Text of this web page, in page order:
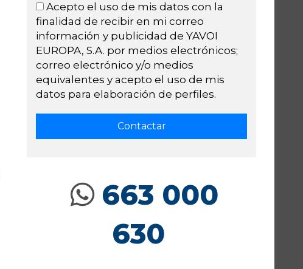
Acepto el uso de mis datos con la
finalidad de recibir en mi correo
información y publicidad de YAVOI
EUROPA, S.A. por medios electrónicos;
correo electrónico y/o medios
equivalentes y acepto el uso de mis
datos para elaboración de perfiles.
663 000
630